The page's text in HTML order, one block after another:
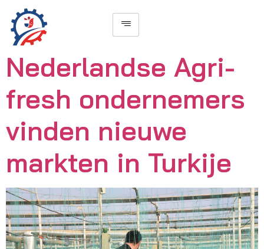
Nederlandse Agri-
fresh ondernemers
vinden nieuwe
markten in Turkije